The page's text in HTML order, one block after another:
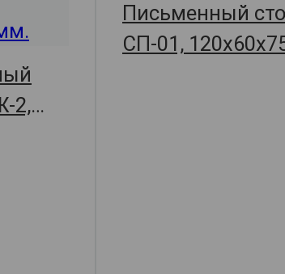
2,
Письменный
СП-01,